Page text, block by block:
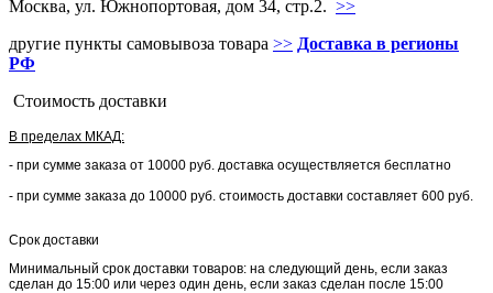
Москва, ул. Южнопортовая, дом 34, стр.2. >>
другие пункты самовывоза товара >> Доставка в регионы
РФ
Стоимость доставки
В пределах МКАД:
- при сумме заказа от 10000 руб. доставка осуществляется бесплатно
- при сумме заказа до 10000 руб. стоимость доставки составляет 600 руб.
Срок доставки
Минимальный срок доставки товаров: на следующий день, если заказ
сделан до 15:00 или через один день, если заказ сделан после 15:00